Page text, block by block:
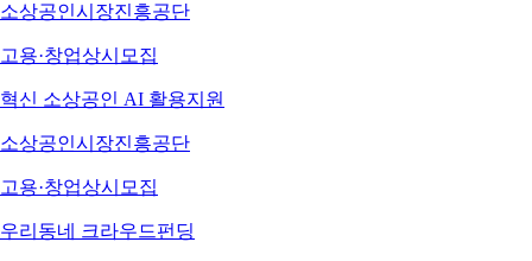
소상공인시장진흥공단
고용·창업상시모집
혁신 소상공인 AI 활용지원
소상공인시장진흥공단
고용·창업상시모집
우리동네 크라우드펀딩